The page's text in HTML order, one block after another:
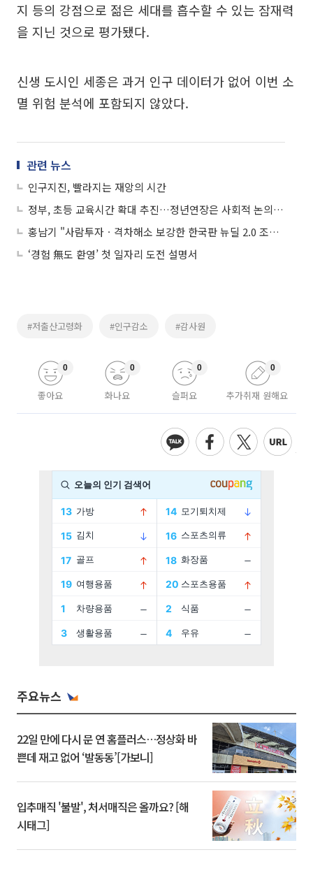
지 등의 강점으로 젊은 세대를 흡수할 수 있는 잠재력
을 지닌 것으로 평가됐다.
신생 도시인 세종은 과거 인구 데이터가 없어 이번 소
멸 위험 분석에 포함되지 않았다.
관련 뉴스
인구지진, 빨라지는 재앙의 시간
정부, 초등 교육시간 확대 추진…정년연장은 사회적 논의 시작
홍남기 "사람투자ㆍ격차해소 보강한 한국판 뉴딜 2.0 조만간 발표"
‘경험 無도 환영’ 첫 일자리 도전 설명서
#저출산고령화 #인구감소 #감사원
좋아요
0
화나요
0
슬퍼요
0
추가취재 원해요
0
주요뉴스
22일 만에 다시 문 연 홈플러스…정상화 바
쁜데 재고 없어 ‘발동동’[가보니]
입추매직 '불발', 처서매직은 올까요? [해
시태그]